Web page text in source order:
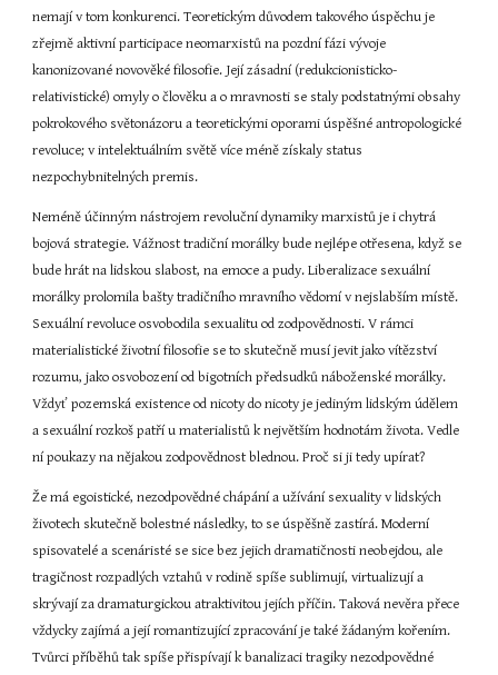
nemají v tom konkurenci. Teoretickým důvodem takového úspěchu je
zřejmě aktivní participace neomarxistů na pozdní fázi vývoje
kanonizované novověké filosofie. Její zásadní (redukcionisticko-
relativistické) omyly o člověku a o mravnosti se staly podstatnými obsahy
pokrokového světonázoru a teoretickými oporami úspěšné antropologické
revoluce; v intelektuálním světě více méně získaly status
nezpochybnitelných premis.
Neméně účinným nástrojem revoluční dynamiky marxistů je i chytrá
bojová strategie. Vážnost tradiční morálky bude nejlépe otřesena, když se
bude hrát na lidskou slabost, na emoce a pudy. Liberalizace sexuální
morálky prolomila bašty tradičního mravního vědomí v nejslabším místě.
Sexuální revoluce osvobodila sexualitu od zodpovědnosti. V rámci
materialistické životní filosofie se to skutečně musí jevit jako vítězství
rozumu, jako osvobození od bigotních předsudků náboženské morálky.
Vždyť pozemská existence od nicoty do nicoty je jediným lidským údělem
a sexuální rozkoš patří u materialistů k největším hodnotám života. Vedle
ní poukazy na nějakou zodpovědnost blednou. Proč si ji tedy upírat?
Že má egoistické, nezodpovědné chápání a užívání sexuality v lidských
životech skutečně bolestné následky, to se úspěšně zastírá. Moderní
spisovatelé a scenáristé se sice bez jejich dramatičnosti neobejdou, ale
tragičnost rozpadlých vztahů v rodině spíše sublimují, virtualizují a
skrývají za dramaturgickou atraktivitou jejích příčin. Taková nevěra přece
vždycky zajímá a její romantizující zpracování je také žádaným kořením.
Tvůrci příběhů tak spíše přispívají k banalizaci tragiky nezodpovědné